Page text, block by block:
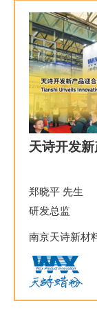
天诗开发
郑晓平 先生
研发总监
南京天诗新材